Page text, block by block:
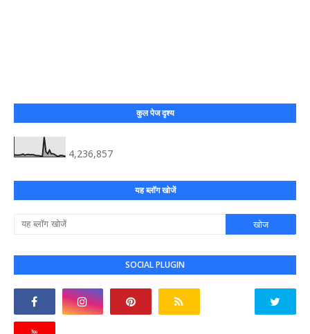
कुल पेज दृश्य
4,236,857
यह ब्लॉग खोजें
SOCIAL PLUGIN